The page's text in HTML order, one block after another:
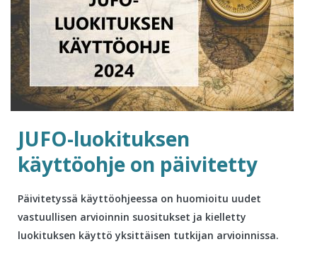
JUFO-luokituksen
käyttöohje on päivitetty
Päivitetyssä käyttöohjeessa on huomioitu uudet
vastuullisen arvioinnin suositukset ja kielletty
luokituksen käyttö yksittäisen tutkijan arvioinnissa.